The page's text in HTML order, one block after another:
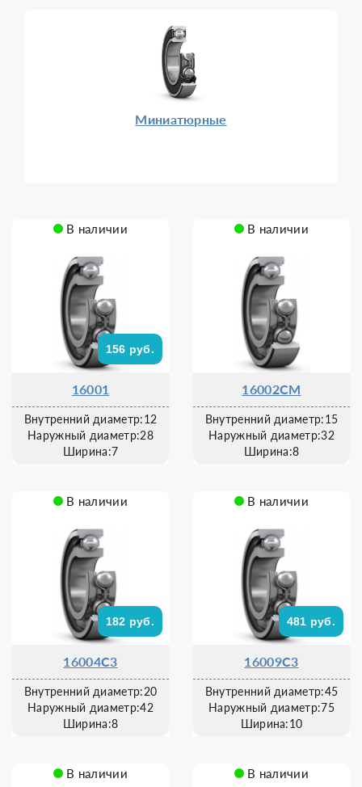
Миниатюрные
В наличии
156 руб.
16001
Внутренний диаметр:12
Наружный диаметр:28
Ширина:7
В наличии
16002CM
Внутренний диаметр:15
Наружный диаметр:32
Ширина:8
В наличии
182 руб.
16004C3
Внутренний диаметр:20
Наружный диаметр:42
Ширина:8
В наличии
481 руб.
16009C3
Внутренний диаметр:45
Наружный диаметр:75
Ширина:10
В наличии В наличии